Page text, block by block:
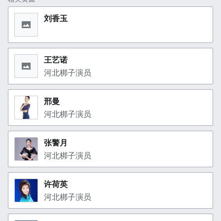
刘香玉
王艺诺
河北梆子演员
邢曼
河北梆子演员
张警月
河北梆子演员
许荷英
河北梆子演员